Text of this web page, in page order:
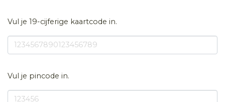
Vul je 19-cijferige kaartcode in.
Vul je pincode in.